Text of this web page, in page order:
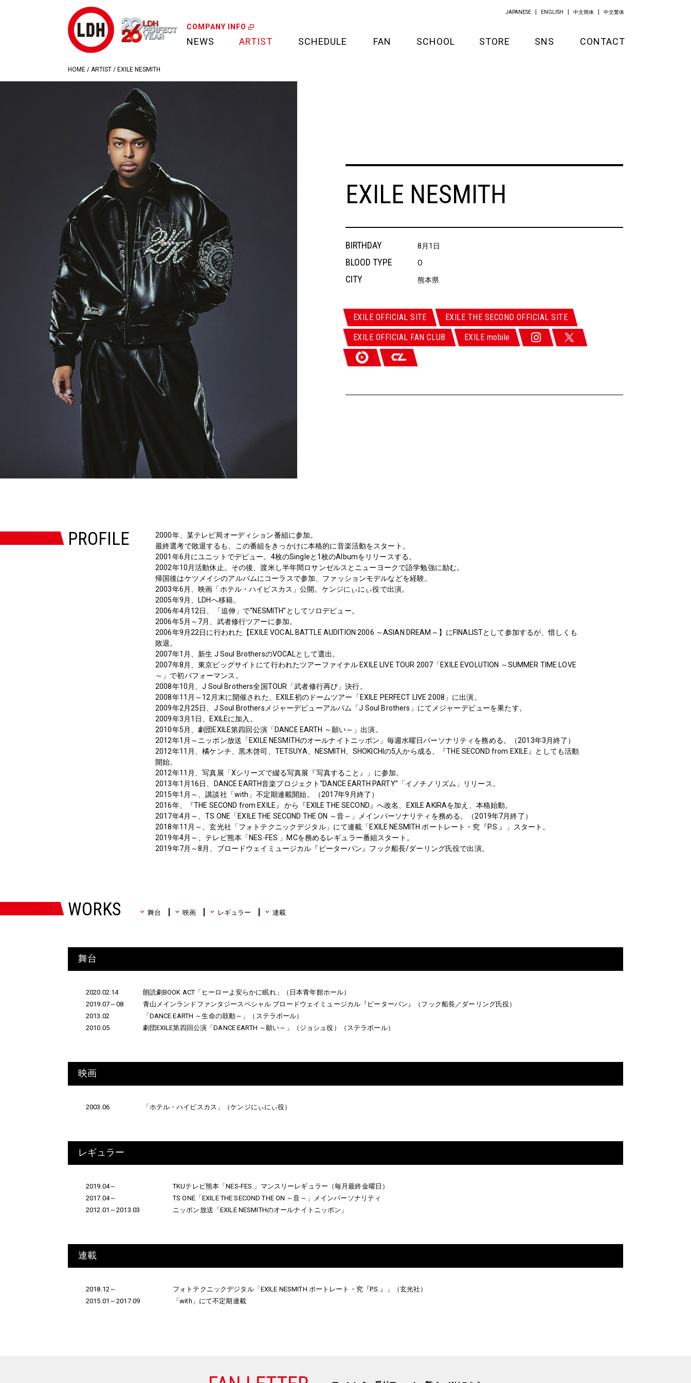
COMPANY INFO
NEWS ARTIST SCHEDULE FAN SCHOOL STORE SNS CONTACT
JAPANESE ENGLISH 中文簡体 中文繁体
HOME / ARTIST / EXILE NESMITH
EXILE NESMITH
BIRTHDAY 8月1日
BLOOD TYPE O
CITY 熊本県
EXILE OFFICIAL SITE EXILE THE SECOND OFFICIAL SITE
EXILE OFFICIAL FAN CLUB EXILE mobile
PROFILE
2000年、某テレビ局オーディション番組に参加。
最終選考で敗退するも、この番組をきっかけに本格的に音楽活動をスタート。
2001年6月にユニットでデビュー。4枚のSingleと1枚のAlbumをリリースする。
2002年10月活動休止。その後、渡米し半年間ロサンゼルスとニューヨークで語学勉強に励む。
帰国後はケツメイシのアルバムにコーラスで参加、ファッションモデルなどを経験。
2003年6月、映画「ホテル・ハイビスカス」公開。ケンジにぃにぃ役で出演。
2005年9月、LDHへ移籍。
2006年4月12日、「追伸」で“NESMITH”としてソロデビュー。
2006年5月～7月、武者修行ツアーに参加。
2006年9月22日に行われた【EXILE VOCAL BATTLE AUDITION 2006 ～ASIAN DREAM～】にFINALISTとして参加するが、惜しくも
敗退。
2007年1月、新生 J Soul BrothersのVOCALとして選出。
2007年8月、東京ビッグサイトにて行われたツアーファイナル EXILE LIVE TOUR 2007「EXILE EVOLUTION ～SUMMER TIME LOVE
～」で初パフォーマンス。
2008年10月、J Soul Brothers全国TOUR「武者修行再び」決行。
2008年11月～12月末に開催された、EXILE初のドームツアー「EXILE PERFECT LIVE 2008」に出演。
2009年2月25日、J Soul Brothersメジャーデビューアルバム「J Soul Brothers」にてメジャーデビューを果たす。
2009年3月1日、EXILEに加入。
2010年5月、劇団EXILE第四回公演「DANCE EARTH ～願い～」出演。
2012年1月～ニッポン放送「EXILE NESMITHのオールナイトニッポン」毎週水曜日パーソナリティを務める。（2013年3月終了）
2012年11月、橘ケンチ、黒木啓司、TETSUYA、NESMITH、SHOKICHIの5人から成る、『THE SECOND from EXILE』としても活動
開始。
2012年11月、写真展「Xシリーズで綴る写真展『写真すること』」に参加。
2013年1月16日、DANCE EARTH音楽プロジェクト“DANCE EARTH PARTY”「イノチノリズム」リリース。
2015年1月～、講談社「with」不定期連載開始。（2017年9月終了）
2016年、『THE SECOND from EXILE』 から『EXILE THE SECOND』へ改名、EXILE AKIRAを加え、本格始動。
2017年4月～、TS ONE「EXILE THE SECOND THE ON ～音～」メインパーソナリティを務める。（2019年7月終了）
2018年11月～、玄光社「フォトテクニックデジタル」にて連載「EXILE NESMITH ポートレート・究『P.S.』」スタート。
2019年4月～、テレビ熊本「NES-FES.」MCを務めるレギュラー番組スタート。
2019年7月～8月、ブロードウェイミュージカル『ピーターパン』フック船長/ダーリング氏役で出演。
WORKS 舞台 映画 レギュラー 連載
舞台
2020.02.14
朗読劇BOOK ACT「ヒーローよ安らかに眠れ」（日本青年館ホール）
2019.07～08
青山メインランドファンタジースペシャル ブロードウェイミュージカル『ピーターパン』（フック船長／ダーリング氏役）
2013.02
「DANCE EARTH ～生命の鼓動～」
（ステラボール）
2010.05
劇団EXILE第四回公演「DANCE EARTH ～願い～」 （ジョシュ役）（ステラボール）
映画
2003.06 「ホテル・ハイビスカス」 （ケンジにぃにぃ役）
レギュラー
2019.04～
TKUテレビ熊本「NES-FES.」マンスリーレギュラー（毎月最終金曜日）
2017.04～
TS ONE「EXILE THE SECOND THE ON ～音～」メインパーソナリティ
2012.01～2013.03
ニッポン放送「EXILE NESMITHのオールナイトニッポン」
連載
2018.12～
フォトテクニックデジタル「EXILE NESMITH ポートレート・究『P.S.』」（玄光社）
2015.01～2017.09
「with」にて不定期連載